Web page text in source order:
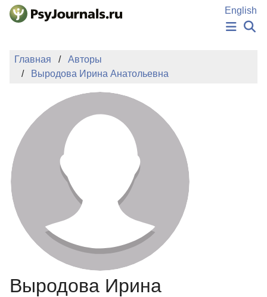
Перейти к основному содержанию
English
ИЗДАНИЯ
ПОДАТЬ РУКОПИСЬ
БАЗА ЗНАНИЙ
КЛЮЧЕВЫЕ СЛОВА
Регистрация
Главная
Авторы
Выродова Ирина Анатольевна
Выродова Ирина